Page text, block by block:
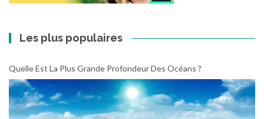
Les plus populaires
Quelle Est La Plus Grande Profondeur Des Océans ?